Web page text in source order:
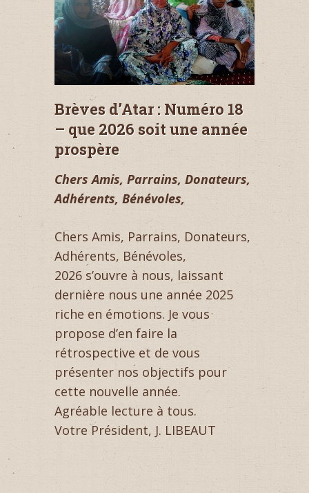
Brèves d’Atar : Numéro 18
– que 2026 soit une année
prospère
Chers Amis, Parrains, Donateurs,
Adhérents, Bénévoles,
Chers Amis, Parrains, Donateurs,
Adhérents, Bénévoles,
2026 s’ouvre à nous, laissant
dernière nous une année 2025
riche en émotions. Je vous
propose d’en faire la
rétrospective et de vous
présenter nos objectifs pour
cette nouvelle année.
Agréable lecture à tous.
Votre Président, J. LIBEAUT